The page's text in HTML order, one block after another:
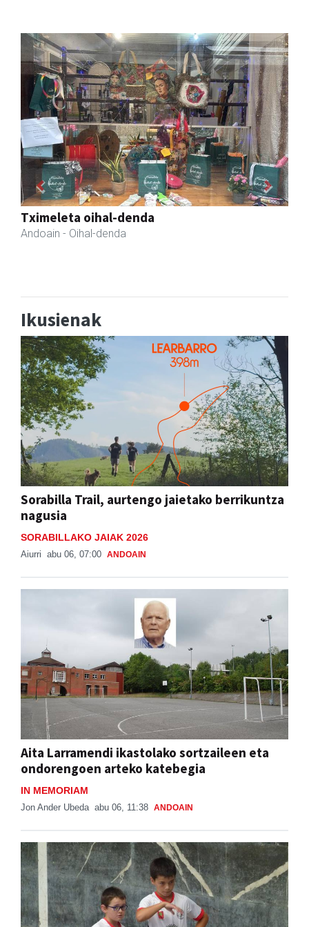
Keinu euskal jantziak
Andoain
Previous Next
Ikusienak
Sorabilla Trail, aurtengo jaietako berrikuntza
nagusia
SORABILLAKO JAIAK 2026
Aiurri abu 06, 07:00 ANDOAIN
Aita Larramendi ikastolako sortzaileen eta
ondorengoen arteko katebegia
IN MEMORIAM
Jon Ander Ubeda abu 06, 11:38 ANDOAIN